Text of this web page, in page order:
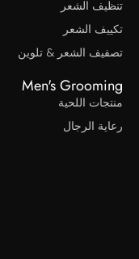
تنظيف الشعر
تكييف الشعر
تصفيف الشعر & تلوين
Men's Grooming
منتجات اللحية
رعاية الرجال